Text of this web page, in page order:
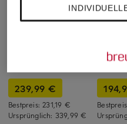
239,99 €
Bestpreis:231,19 €
Ursprünglich: 339,99 €
Jacke